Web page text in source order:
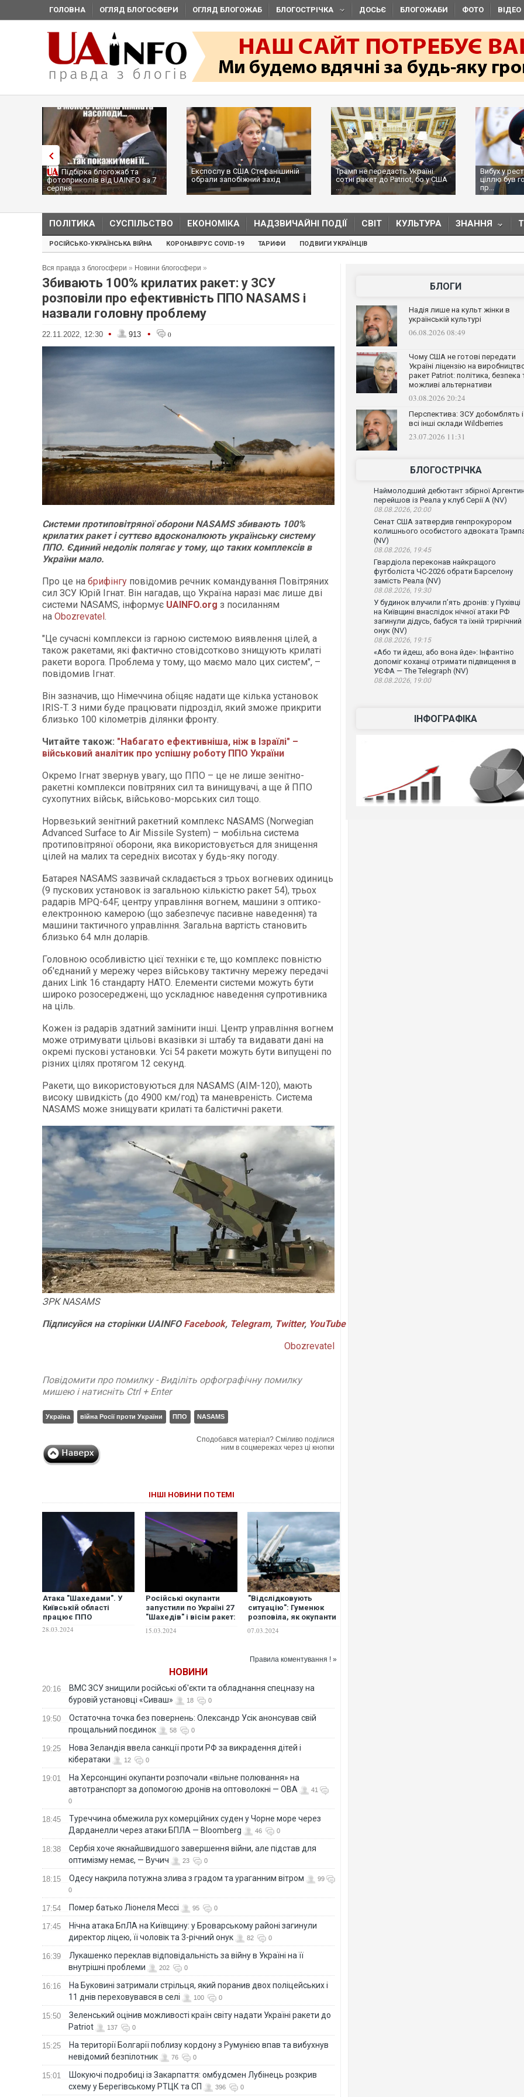
ГОЛОВНА ОГЛЯД БЛОГОСФЕРИ ОГЛЯД БЛОГОЖАБ БЛОГОСТРІЧКА ДОСЬЄ БЛОГОЖАБИ ФОТО ВІДЕО
Підбірка блогожаб та
фотоприколів від UAINFO за 7
серпня
Експослу в США Стефанішиній
обрали запобіжний захід
Трамп не передасть Україні
сотні ракет до Patriot, бо у США
...
Вибух у
ціллю був
пр...
ПОЛІТИКА СУСПІЛЬСТВО ЕКОНОМІКА НАДЗВИЧАЙНІ ПОДІЇ СВІТ КУЛЬТУРА ЗНАННЯ
РОСІЙСЬКО-УКРАЇНСЬКА ВІЙНА КОРОНАВІРУС COVID-19 ТАРИФИ ПОДВИГИ УКРАЇНЦІВ
Вся правда з блогосфери » Новини блогосфери »
Збивають 100% крилатих ракет: у ЗСУ
розповіли про ефективність ППО NASAMS і
назвали головну проблему
22.11.2022, 12:30 • 913 • 0
Системи протиповітряної оборони NASAMS збивають 100%
крилатих ракет і суттєво вдосконалюють українську систему
ППО. Єдиний недолік полягає у тому, що таких комплексів в
України мало.
Про це на брифінгу повідомив речник командування Повітряних
сил ЗСУ Юрій Ігнат. Він нагадав, що Україна наразі має лише дві
системи NASAMS, інформує UAINFO.org з посиланням
на Obozrevatel.
"Це сучасні комплекси із гарною системою виявлення цілей, а
також ракетами, які фактично стовідсотково знищують крилаті
ракети ворога. Проблема у тому, що маємо мало цих систем", –
повідомив Ігнат.
Він зазначив, що Німеччина обіцяє надати ще кілька установок
IRIS-T. З ними буде працювати підрозділ, який зможе прикрити
близько 100 кілометрів ділянки фронту.
Читайте також: "Набагато ефективніша, ніж в Ізраїлі" –
військовий аналітик про успішну роботу ППО України
Окремо Ігнат звернув увагу, що ППО – це не лише зенітно-
ракетні комплекси повітряних сил та винищувачі, а ще й ППО
сухопутних військ, військово-морських сил тощо.
Норвезький зенітний ракетний комплекс NASAMS (Norwegian
Advanced Surface to Air Missile System) – мобільна система
протиповітряної оборони, яка використовується для знищення
цілей на малих та середніх висотах у будь-яку погоду.
Батарея NASAMS зазвичай складається з трьох вогневих одиниць
(9 пускових установок із загальною кількістю ракет 54), трьох
радарів MPQ-64F, центру управління вогнем, машини з оптико-
електронною камерою (що забезпечує пасивне наведення) та
машини тактичного управління. Загальна вартість становить
близько 64 млн доларів.
Головною особливістю цієї техніки є те, що комплекс повністю
об'єднаний у мережу через військову тактичну мережу передачі
даних Link 16 стандарту НАТО. Елементи системи можуть бути
широко розосереджені, що ускладнює наведення супротивника
на ціль.
Кожен із радарів здатний замінити інші. Центр управління вогнем
може отримувати цільові вказівки зі штабу та видавати дані на
окремі пускові установки. Усі 54 ракети можуть бути випущені по
різних цілях протягом 12 секунд.
Ракети, що використовуються для NASAMS (AIM-120), мають
високу швидкість (до 4900 км/год) та маневреність. Система
NASAMS може знищувати крилаті та балістичні ракети.
ЗРК NASAMS
Підписуйся на сторінки UAINFO Facebook, Telegram, Twitter, YouTube
Obozrevatel
Повідомити про помилку - Виділіть орфографічну помилку
мишею і натисніть Ctrl + Enter
Україна війна Росії проти України ППО NASAMS
Сподобався матеріал? Сміливо поділися
ним в соцмережах через ці кнопки
ІНШІ НОВИНИ ПО ТЕМІ
Атака "Шахедами". У
Київській області
працює ППО
28.03.2024
Російські окупанти
запустили по Україні 27
"Шахедів" і вісім ракет:
дрони
15.03.2024
"Відслідковують
ситуацію": Гуменюк
розповіла, як окупанти
готовність української
07.03.2024
Правила коментування ! »
НОВИНИ
20:16
ВМС ЗСУ знищили російські об'єкти та обладнання спецназу на
буровій установці «Сиваш»
18 0
19:50
Остаточна точка без повернень: Олександр Усік анонсував свій
прощальний поєдинок
58 0
19:25
Нова Зеландія ввела санкції проти РФ за викрадення дітей і
кібератаки
12 0
19:01
На Херсонщині окупанти розпочали «вільне полювання» на
автотранспорт за допомогою дронів на оптоволокні — ОВА
41
0
18:45
Туреччина обмежила рух комерційних суден у Чорне море через
Дарданелли через атаки БПЛА — Bloomberg
46 0
18:38
Сербія хоче якнайшвидшого завершення війни, але підстав для
оптимізму немає, — Вучич
23 0
18:15 Одесу накрила потужна злива з градом та ураганним вітром
99
0
17:54 Помер батько Ліонеля Мессі 95 0
17:45
Нічна атака БпЛА на Київщину: у Броварському районі загинули
директор ліцею, її чоловік та 3-річний онук
82 0
16:39
Лукашенко переклав відповідальність за війну в Україні на її
внутрішні проблеми
202 0
16:16
На Буковині затримали стрільця, який поранив двох поліцейських і
11 днів переховувався в селі
100 0
15:50
Зеленський оцінив можливості країн світу надати Україні ракети до
Patriot
137 0
15:25
На території Болгарії поблизу кордону з Румунією впав та вибухнув
невідомий безпілотник
76 0
15:01
Шокуючі подробиці із Закарпаття: омбудсмен Лубінець розкрив
схему у Берегівському РТЦК та СП
396 0
БЛОГИ
Надія лише на культ жінки в
українській культурі
06.08.2026 08:49
Чому США не готові передати
Україні ліцензію на
ракет Patriot: політика, безпека
можливі альтернативи
03.08.2026 20:24
Перспектива: ЗСУ добомблять і
всі інші склади Wildberries
23.07.2026 11:31
БЛОГОСТРІЧКА
Наймолодший дебютант збірної
перейшов із Реала у клуб Серії А (NV)
08.08.2026, 20:00
Сенат США затвердив генпрокурором
колишнього особистого адвоката
(NV)
08.08.2026, 19:45
Гвардіола переконав найкращого
футболіста ЧС-2026 обрати Барселону
замість Реала (NV)
08.08.2026, 19:30
У будинок влучили п’ять дронів: у Пухівці
на Київщині внаслідок нічної атаки РФ
загинули дідусь, бабуся та їхній трирічний
онук (NV)
08.08.2026, 19:15
«Або ти йдеш, або вона йде»: Інфантіно
допоміг коханці отримати підвищення в
УЄФА — The Telegraph (NV)
08.08.2026, 19:00
ІНФОГРАФІКА